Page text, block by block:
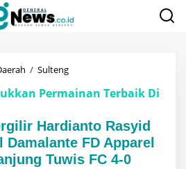
/ SultengAngkat
Bergilir
Rasyid
Cup
2026
Fahrul
Permainan Terbaik Di
Hardianto Rasyid
Damalante FD Apparel
Tuwis FC 4-0